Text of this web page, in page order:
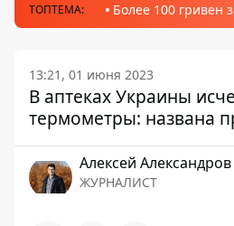
ТОПТЕМА: Более 100 гривен
13:21, 01 июня 2023
В аптеках Украины
термометры: названа
Алексей Александров
ЖУРНАЛИСТ